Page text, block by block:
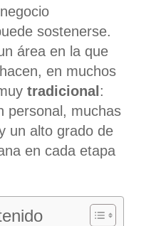
sostenerse.
área en la que
en muchos
tradicional :
personal, muchas
un alto grado de
en cada etapa